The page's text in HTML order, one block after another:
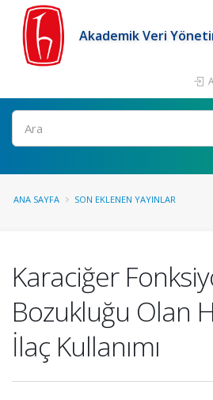
Akademik Veri
Ara
ANA SAYFA SON EKLENEN YAYINLAR
Karaciğer
Bozukluğu Olan
İlaç Kullanımı